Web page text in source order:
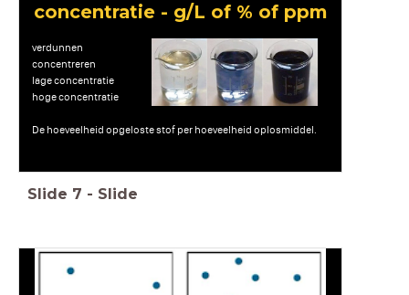
concentratie - g/L of % of ppm
verdunnen
concentreren
lage concentratie
hoge concentratie
De hoeveelheid opgeloste stof per hoeveelheid oplosmiddel.
Slide 7 - Slide